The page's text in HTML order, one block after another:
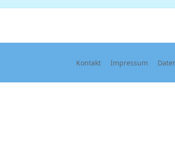
Kontakt Impressum